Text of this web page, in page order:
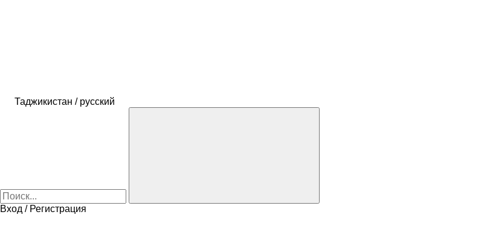
Таджикистан / русский
Вход / Регистрация